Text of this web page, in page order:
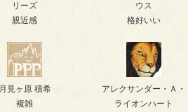
リーズ
親近感
ウス
格好いい
月見ヶ原 積希
複雑
アレクサンダー・Ａ・
ライオンハート